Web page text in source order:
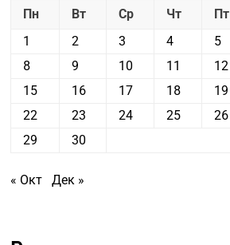
Пн
Вт Ср Чт Пт
1
2 3 4 5
8
9 10 11 12
15
16 17 18 19
22
23 24 25 26
29
30
« Окт Дек »